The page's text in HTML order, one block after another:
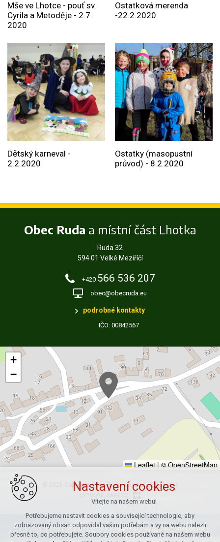
Mše ve Lhotce - pouť sv.
Cyrila a Metoděje - 2.7.
2020
Ostatková merenda
-22.2.2020
Dětský karneval -
2.2.2020
Ostatky (masopustní
průvod) - 8.2.2020
Obec Ruda a místní část Lhotka
Ruda 32
594 01 Velké Meziříčí
+420 566 536 207
obec@obecruda.eu
podrobné kontakty
IČO: 00842567
+
−
Leaflet | © OpenStreetMap
© 2026 Copyright Obec Ruda a místní část Lhotka
Nastavení cookies
Vítejte na našem webu!
Potřebujeme nastavit cookies a související technologie, aby
zobrazovaný obsah odpovídal vašim potřebám a vy na webu nalezli
přesně to, co potřebujete. Soubory cookies používané na našem webu